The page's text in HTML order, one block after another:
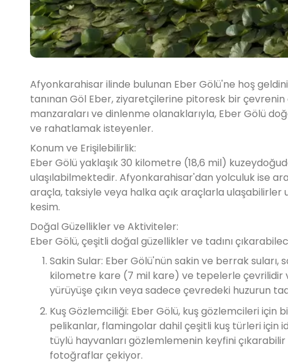
Afyonkarahisar ilinde bulunan Eber Gölü'ne hoş
tanınan Göl Eber, ziyaretçilerine pitoresk bir
manzaraları ve dinlenme olanaklarıyla, Eber Gölü
ve rahatlamak isteyenler.
Konum ve Erişilebilirlik:
Eber Gölü yaklaşık 30 kilometre (18,6 mil)
ulaşılabilmektedir. Afyonkarahisar'dan yolculuk ise
araçla, taksiyle veya halka açık araçlarla ulaşabilirler
kesim.
Doğal Güzellikler ve Aktiviteler:
Eber Gölü, çeşitli doğal güzellikler ve tadını
Sakin Sular: Eber Gölü'nün sakin ve berrak suları,
kilometre kare (7 mil kare) ve tepelerle çevrilidir
yürüyüşe çıkın veya sadece çevredeki huzurun
Kuş Gözlemciliği: Eber Gölü, kuş gözlemcileri için
pelikanlar, flamingolar dahil çeşitli kuş türleri için
tüylü hayvanları gözlemlemenin keyfini
fotoğraflar çekiyor.